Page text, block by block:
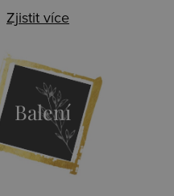
Zjistit více
Balení